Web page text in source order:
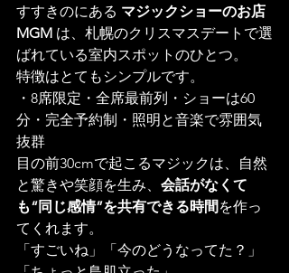
すすきのにある マジックショーのお店
MGM は、札幌のクリスマスデートで選
ばれている室内スポットのひとつ。
特徴はとてもシンプルです。
・8席限定・全席最前列・ショーは60
分・完全予約制・照明と音楽で雰囲気
抜群
目の前30cmで起こるマジックは、自然
と驚きや笑顔を生み、 会話がなくて
も“同じ感情”を共有できる時間 を作っ
てくれます。
「すごいね」「今のどうなってた？」